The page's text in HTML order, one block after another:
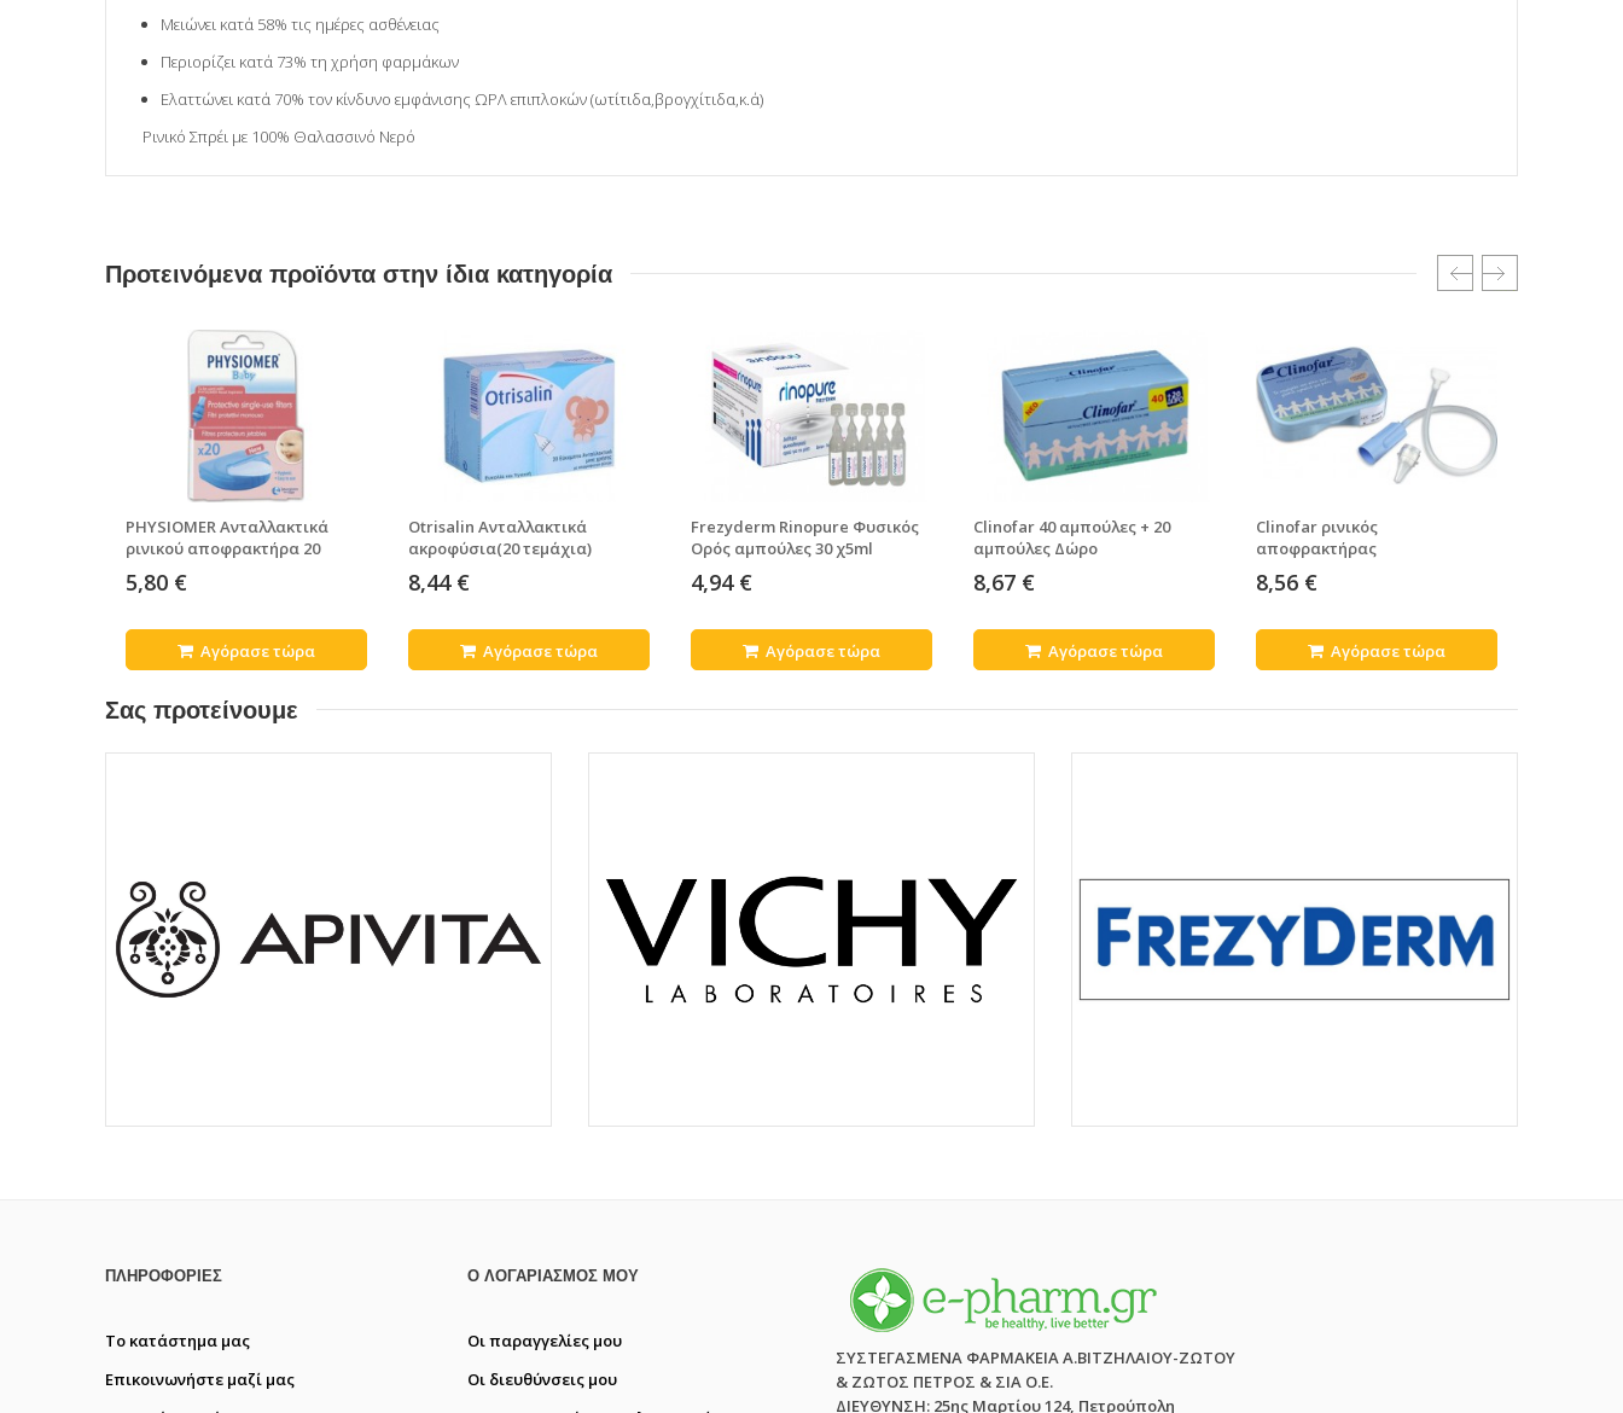
Μειώνει κατά 58% τις ημέρες ασθένειας
Περιορίζει κατά 73% τη χρήση φαρμάκων
Ελαττώνει κατά 70% τον κίνδυνο εμφάνισης ΩΡΛ επιπλοκών (ωτίτιδα,βρογχίτιδα,κ.ά)
Ρινικό Σπρέι με 100% Θαλασσινό Νερό
Προτεινόμενα προϊόντα στην ίδια κατηγορία
PHYSIOMER Ανταλλακτικά
ρινικού αποφρακτήρα 20
τεμάχια
5,80 €
Αγόρασε τώρα
Otrisalin Ανταλλακτικά
ακροφύσια(20 τεμάχια)
8,44 €
Αγόρασε τώρα
Frezyderm Rinopure Φυσικός
Ορός αμπούλες 30 χ5ml
4,94 €
Αγόρασε τώρα
Clinofar 40 αμπούλες + 20
αμπούλες Δώρο
8,67 €
Αγόρασε τώρα
Clinofar ρινικός
αποφρακτήρας
8,56 €
Αγόρασε τώρα
Σας προτείνουμε
ΠΛΗΡΟΦΟΡΊΕΣ
Το κατάστημα μας
Επικοινωνήστε μαζί μας
Ο ΛΟΓΑΡΙΑΣΜΌΣ ΜΟΥ
Οι παραγγελίες μου
Οι διευθύνσεις μου
ΣΥΣΤΕΓΑΣΜΕΝΑ ΦΑΡΜΑΚΕΙΑ Α.ΒΙΤΖΗΛΑΙΟΥ-ΖΩΤΟΥ
& ΖΩΤΟΣ ΠΕΤΡΟΣ & ΣΙΑ Ο.Ε.
ΔΙΕΥΘΥΝΣΗ: 25ης Μαρτίου 124, Πετρούπολη